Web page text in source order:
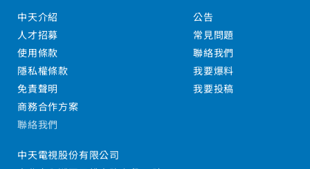
中天介紹
人才招募
使用條款
隱私權條款
免責聲明
商務合作方案
公告
常見問題
聯絡我們
我要爆料
我要投稿
聯絡我們
中天電視股份有限公司